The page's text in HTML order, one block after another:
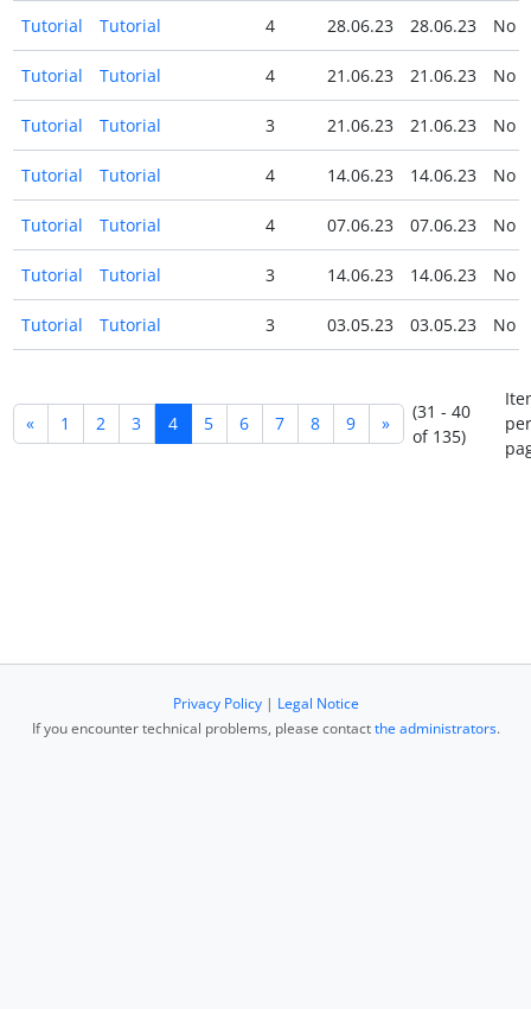
Tutorial Tutorial 4 28.06.23 28.06.23 No
Tutorial Tutorial 4 21.06.23 21.06.23 No
Tutorial Tutorial 3 21.06.23 21.06.23 No
Tutorial Tutorial 4 14.06.23 14.06.23 No
Tutorial Tutorial 4 07.06.23 07.06.23 No
Tutorial Tutorial 3 14.06.23 14.06.23 No
Tutorial Tutorial 3 03.05.23 03.05.23 No
« 1 2 3 4 5 6 7 8 9 »
(31 - 40
of 135)
per
Privacy Policy| Legal Notice
If you encounter technical problems, please contactthe administrators.